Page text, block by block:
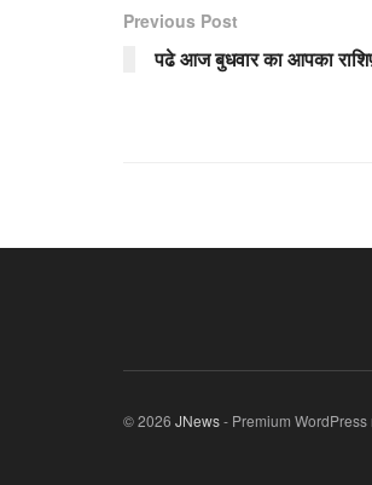
Previous Post
पढे आज बुधवार का आपका
© 2026 JNews- Premium